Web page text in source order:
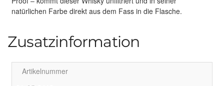
natürlichen Farbe direkt aus dem Fass in die Flasche.
Zusatzinformation
Artikelnummer